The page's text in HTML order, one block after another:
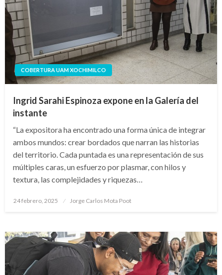
COBERTURA UAM XOCHIMILCO
Ingrid Sarahi Espinoza expone en la Galería del
instante
“La expositora ha encontrado una forma única de integrar
ambos mundos: crear bordados que narran las historias
del territorio. Cada puntada es una representación de sus
múltiples caras, un esfuerzo por plasmar, con hilos y
textura, las complejidades y riquezas…
Publicado
24 febrero, 2025 Jorge Carlos Mota Poot